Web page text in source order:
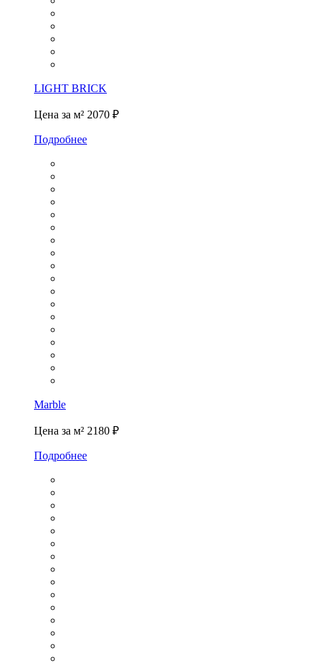
LIGHT BRICK
Цена за м² 2070 ₽
Подробнее
Marble
Цена за м² 2180 ₽
Подробнее